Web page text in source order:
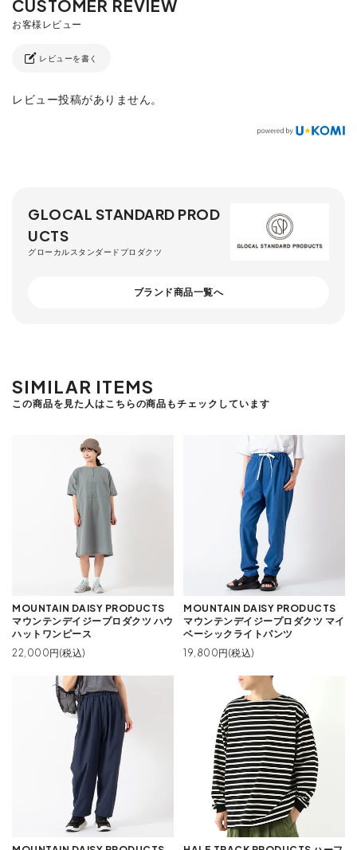
レビューを書く
レビュー投稿がありません。
GLOCAL STANDARD PROD
UCTS
グローカルスタンダードプロダクツ
ブランド商品一覧へ
SIMILAR ITEMS
この商品を見た人はこちらの商品もチェックしています
MOUNTAIN DAISY PRODUCTS
マウンテンデイジープロダクツ ハウ
ハットワンピース
22,000円(税込)
MOUNTAIN DAISY PRODUCTS
マウンテンデイジープロダクツ マイ
ベーシックライトパンツ
19,800円(税込)